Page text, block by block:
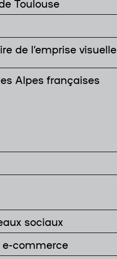
Toulouse
de l’emprise visuelle
Alpes françaises
sociaux
e-commerce